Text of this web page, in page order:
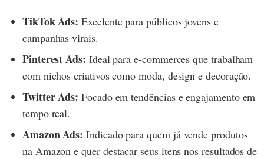
TikTok Ads: Excelente para públicos jovens e
campanhas virais.
Pinterest Ads: Ideal para e-commerces que trabalham
com nichos criativos como moda, design e decoração.
Twitter Ads: Focado em tendências e engajamento em
tempo real.
Amazon Ads: Indicado para quem já vende produtos
na Amazon e quer destacar seus itens nos resultados de